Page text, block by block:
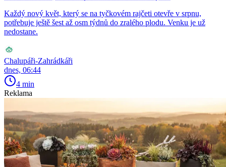
Každý nový květ, který se na tyčkovém rajčeti otevře v srpnu,
potřebuje ještě šest až osm týdnů do zralého plodu. Venku je už
nedostane.
Chalupáři-Zahrádkáři
dnes, 06:44
4 min
Reklama